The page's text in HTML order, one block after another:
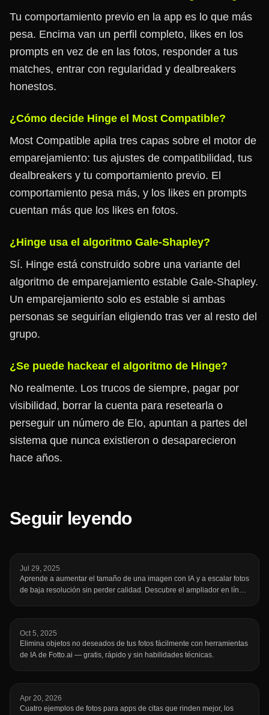
Tu comportamiento previo en la app es lo que más
pesa. Encima van un perfil completo, likes en los
prompts en vez de en las fotos, responder a tus
matches, entrar con regularidad y dealbreakers
honestos.
¿Cómo decide Hinge el Most Compatible?
Most Compatible apila tres capas sobre el motor de
emparejamiento: tus ajustes de compatibilidad, tus
dealbreakers y tu comportamiento previo. El
comportamiento pesa más, y los likes en prompts
cuentan más que los likes en fotos.
¿Hinge usa el algoritmo Gale-Shapley?
Sí. Hinge está construido sobre una variante del
algoritmo de emparejamiento estable Gale-Shapley.
Un emparejamiento solo es estable si ambas
personas se seguirían eligiendo tras ver al resto del
grupo.
¿Se puede hackear el algoritmo de Hinge?
No realmente. Los trucos de siempre, pagar por
visibilidad, borrar la cuenta para resetearla o
perseguir un número de Elo, apuntan a partes del
sistema que nunca existieron o desaparecieron
hace años.
Seguir leyendo
Jul 29, 2025
Aprende a aumentar el tamaño de una imagen con IA y a escalar fotos
de baja resolución sin perder calidad. Descubre el ampliador en línea
Oct 5, 2025
Elimina objetos no deseados de tus fotos fácilmente con herramientas
de IA de Fotto.ai — gratis, rápido y sin habilidades técnicas.
Apr 20, 2026
Cuatro ejemplos de fotos para apps de citas que rinden mejor, los